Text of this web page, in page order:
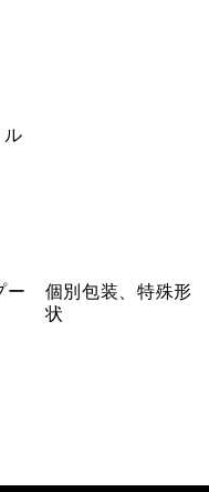
ル
ー
個別包装、特殊形
状